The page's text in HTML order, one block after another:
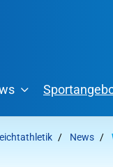
News